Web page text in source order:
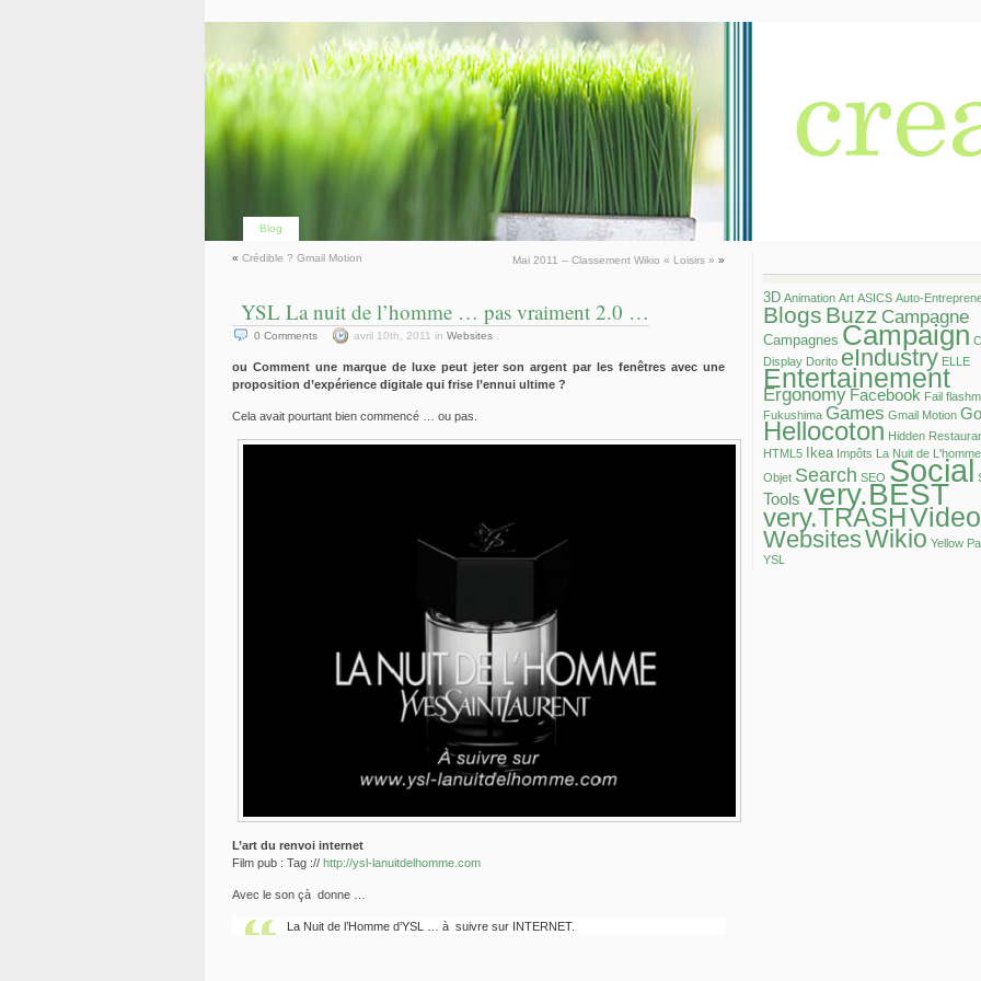
Blog
« Crédible ? Gmail Motion Mai 2011 – Classement Wikio « Loisirs » »
YSL La nuit de l’homme … pas vraiment 2.0 …
0 Comments avril 10th, 2011 in Websites
ou Comment une marque de luxe peut jeter son argent par les fenêtres avec une
proposition d’expérience digitale qui frise l’ennui ultime ?
Cela avait pourtant bien commencé … ou pas.
L’art du renvoi internet
Film pub : Tag :// http://ysl-lanuitdelhomme.com
Avec le son çà donne …
La Nuit de l’Homme d’YSL … à suivre sur INTERNET.
3D Animation Art ASICS Auto-
Blogs Buzz Campagne
Campagnes Campaign
Display Dorito eIndustry ELLE
Entertainement
Ergonomy Facebook Fail
Fukushima Games Gmail Motion
Hellocoton Hidden
HTML5
Ikea Impôts La Nuit de L'homme
Objet Search SEO Social
Tools very.BEST
very.TRASH
WebsitesWikio Yellow
YSL